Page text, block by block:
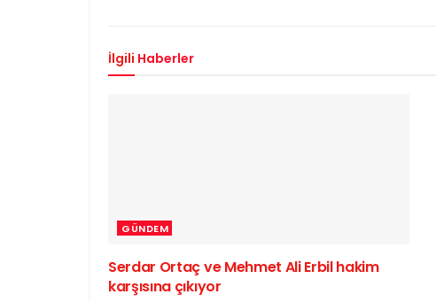
İlgili Haberler
GÜNDEM
Serdar Ortaç ve Mehmet Ali Erbil hakim
karşısına çıkıyor